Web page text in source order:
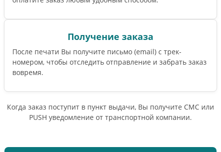
Получение заказа
После печати Вы получите письмо (email) c трек-
номером, чтобы отследить отправление и забрать заказ
вовремя.
Когда заказ поступит в пункт выдачи, Вы получите СМС или
PUSH уведомление от транспортной компании.